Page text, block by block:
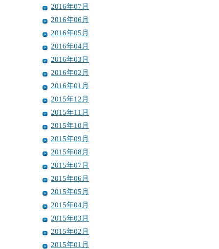
2016年07月
2016年06月
2016年05月
2016年04月
2016年03月
2016年02月
2016年01月
2015年12月
2015年11月
2015年10月
2015年09月
2015年08月
2015年07月
2015年06月
2015年05月
2015年04月
2015年03月
2015年02月
2015年01月